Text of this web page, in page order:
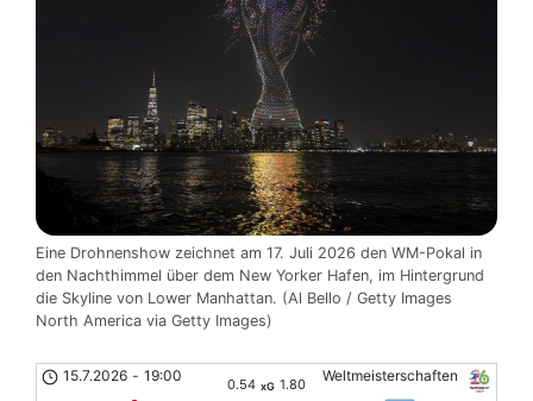
Eine Drohnenshow zeichnet am 17. Juli 2026 den WM-Pokal in
den Nachthimmel über dem New Yorker Hafen, im Hintergrund
die Skyline von Lower Manhattan. (Al Bello / Getty Images
North America via Getty Images)
Weltmeisterschaften
15.7.2026 - 19:00
0.54 xG 1.80